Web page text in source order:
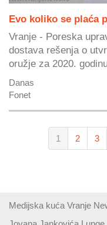
Evo koliko se plaća
Vranje - Poreska
dostava rešenja o
oružje za 2020.
Danas
Fonet
1 2 3
Medijska kuća Vranje